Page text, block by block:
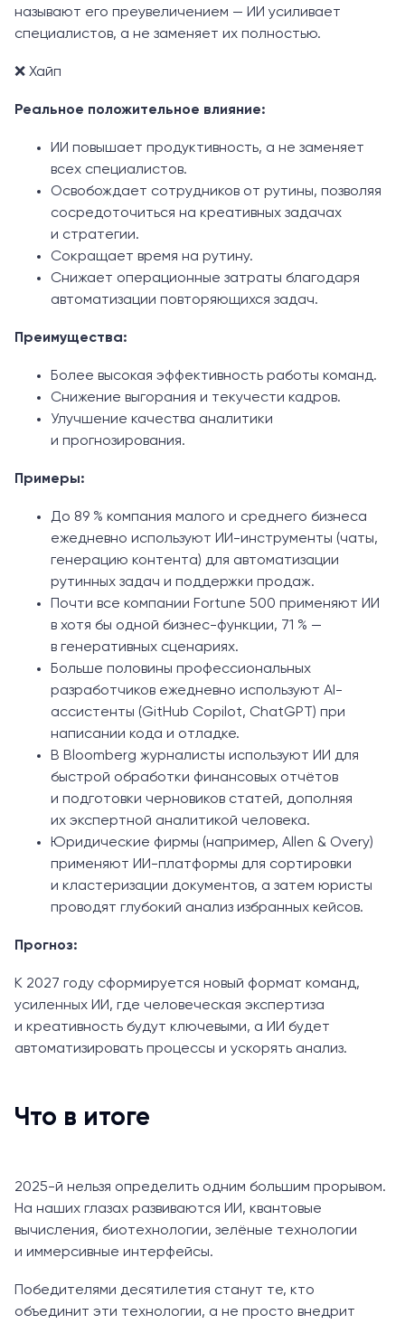
называют его преувеличением — ИИ усиливает
специалистов, а не заменяет их полностью.
❌ Хайп
Реальное положительное влияние:
ИИ повышает продуктивность, а не заменяет
всех специалистов.
Освобождает сотрудников от рутины, позволяя
сосредоточиться на креативных задачах
и стратегии.
Сокращает время на рутину.
Снижает операционные затраты благодаря
автоматизации повторяющихся задач.
Преимущества:
Более высокая эффективность работы команд.
Снижение выгорания и текучести кадров.
Улучшение качества аналитики
и прогнозирования.
Примеры:
До 89 % компания малого и среднего бизнеса
ежедневно используют ИИ-инструменты (чаты,
генерацию контента) для автоматизации
рутинных задач и поддержки продаж.
Почти все компании Fortune 500 применяют ИИ
в хотя бы одной бизнес-функции, 71 % —
в генеративных сценариях.
Больше половины профессиональных
разработчиков ежедневно используют AI-
ассистенты (GitHub Copilot, ChatGPT) при
написании кода и отладке.
В Bloomberg журналисты используют ИИ для
быстрой обработки финансовых отчётов
и подготовки черновиков статей, дополняя
их экспертной аналитикой человека.
Юридические фирмы (например, Allen & Overy)
применяют ИИ-платформы для сортировки
и кластеризации документов, а затем юристы
проводят глубокий анализ избранных кейсов.
Прогноз:
К 2027 году сформируется новый формат команд,
усиленных ИИ, где человеческая экспертиза
и креативность будут ключевыми, а ИИ будет
автоматизировать процессы и ускорять анализ.
Что в итоге
2025-й нельзя определить одним большим прорывом.
На наших глазах развиваются ИИ, квантовые
вычисления, биотехнологии, зелёные технологии
и иммерсивные интерфейсы.
Победителями десятилетия станут те, кто
объединит эти технологии, а не просто внедрит